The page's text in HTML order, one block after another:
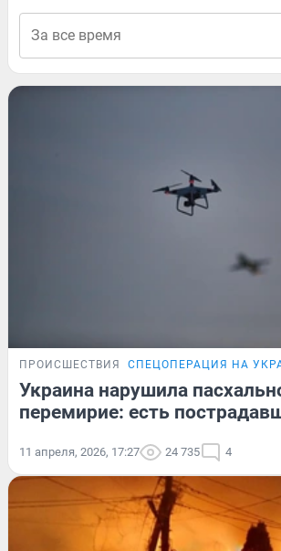
ПРОИСШЕСТВИЯ СПЕЦОПЕРАЦИЯ НА
Украина нарушила
перемирие: есть
11 апреля, 2026, 17:27 24 735 4